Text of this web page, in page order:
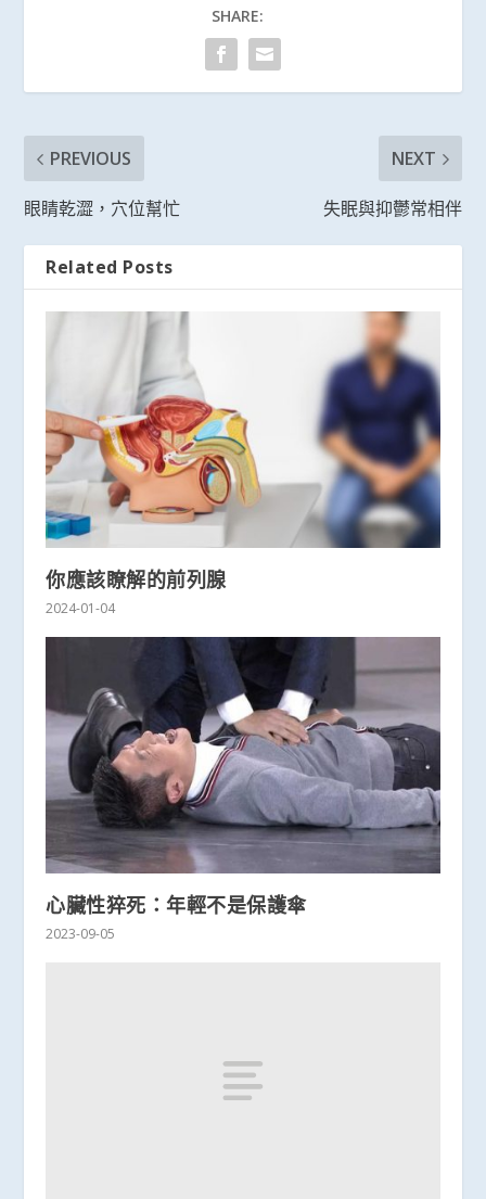
SHARE:
PREVIOUS
眼睛乾澀，穴位幫忙
NEXT
失眠與抑鬱常相伴
Related Posts
你應該瞭解的前列腺
2024-01-04
心臟性猝死：年輕不是保護傘
2023-09-05